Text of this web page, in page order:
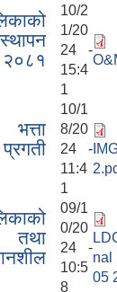
२०८१
10/2
1/20
24 -
15:4
1
भत्ता
10/1
8/20
24 -
11:4
1
तथा
09/1
0/20
24 -
10:5
8
05